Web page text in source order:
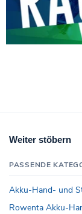
Weiter stöbern
PASSENDE
Akku-Hand- und
Rowenta Akku-